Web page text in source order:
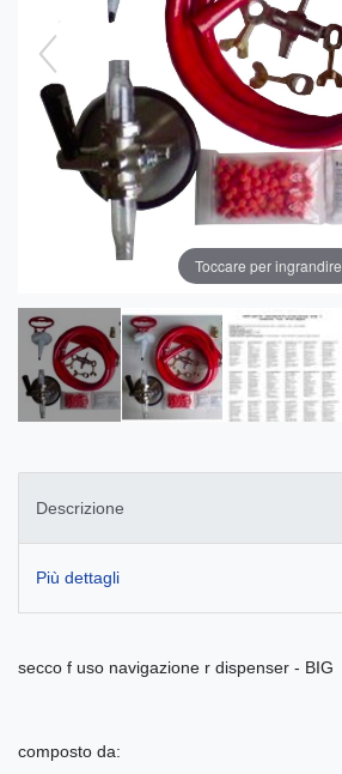
Toccare per ingrandire
Descrizione
Più dettagli
secco f uso navigazione r dispenser - BIG
composto da: